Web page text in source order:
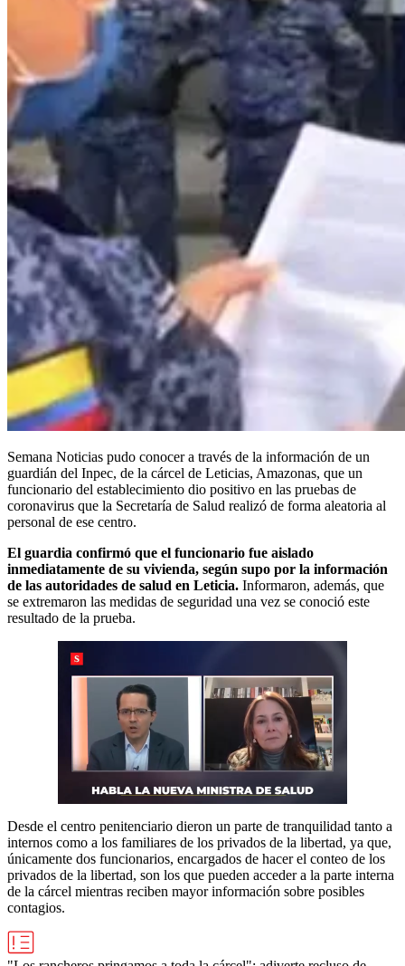
Semana Noticias pudo conocer a través de la información de un
guardián del Inpec, de la cárcel de Leticias, Amazonas, que un
funcionario del establecimiento dio positivo en las pruebas de
coronavirus que la Secretaría de Salud realizó de forma aleatoria al
personal de ese centro.
El guardia confirmó que el funcionario fue aislado
inmediatamente de su vivienda, según supo por la información
de las autoridades de salud en Leticia. Informaron, además, que
se extremaron las medidas de seguridad una vez se conoció este
resultado de la prueba.
Desde el centro penitenciario dieron un parte de tranquilidad tanto a
internos como a los familiares de los privados de la libertad, ya que,
únicamente dos funcionarios, encargados de hacer el conteo de los
privados de la libertad, son los que pueden acceder a la parte interna
de la cárcel mientras reciben mayor información sobre posibles
contagios.